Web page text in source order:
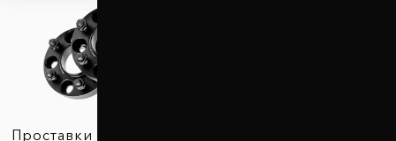
Проставки для вылета